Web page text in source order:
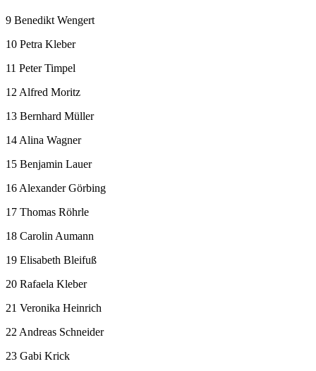
9 Benedikt Wengert
10 Petra Kleber
11 Peter Timpel
12 Alfred Moritz
13 Bernhard Müller
14 Alina Wagner
15 Benjamin Lauer
16 Alexander Görbing
17 Thomas Röhrle
18 Carolin Aumann
19 Elisabeth Bleifuß
20 Rafaela Kleber
21 Veronika Heinrich
22 Andreas Schneider
23 Gabi Krick